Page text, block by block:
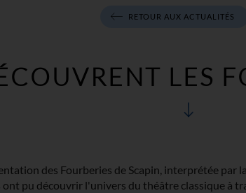
RETOUR AUX ACTUALITÉS
LES
des Fourberies de Scapin, interprétée
pu découvrir l'univers du théâtre classique à